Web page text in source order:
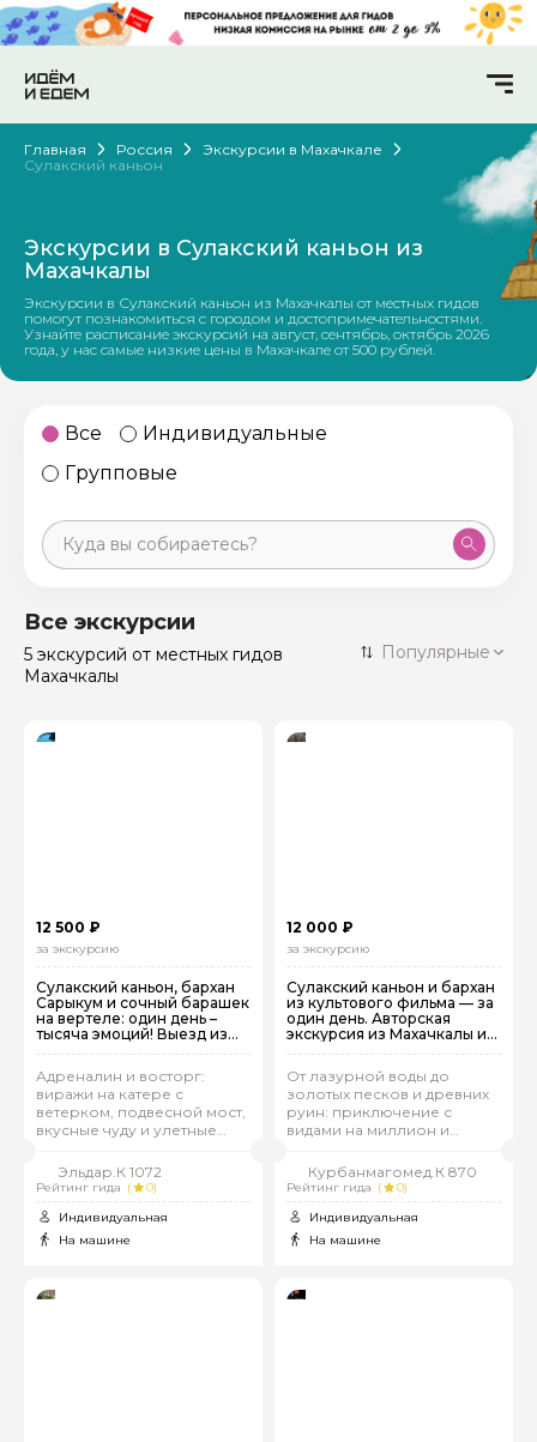
Главная Россия
Экскурсии в Махачкале
Сулакский каньон
Экскурсии в Сулакский каньон из
Махачкалы
Экскурсии в Сулакский каньон из Махачкалы от местных гидов
помогут познакомиться с городом и достопримечательностями.
Узнайте расписание экскурсий на август, сентябрь, октябрь 2026
года, у нас самые низкие цены в Махачкале от 500 рублей.
Все
Индивидуальные
Групповые
Санкт-Петербург
Россия
50 экскурсий
Все экскурсии
5 экскурсий от местных гидов
Махачкалы
Популярные
12 500 ₽
за экскурсию
Сулакский каньон, бархан
Сарыкум и сочный барашек
на вертеле: один день –
тысяча эмоций! Выезд из
Махачкалы
Адреналин и восторг:
виражи на катере с
ветерком, подвесной мост,
вкусные чуду и улетные
Эльдар.К 1072
Рейтинг гида (
0)
Индивидуальная
На машине
12 000 ₽
за экскурсию
Сулакский каньон и бархан
из культового фильма — за
один день. Авторская
экскурсия из Махачкалы и
Каспийска
От лазурной воды до
золотых песков и древних
руин: приключение с
видами на миллион и
Курбанмагомед.К 870
Рейтинг гида (
0)
Индивидуальная
На машине